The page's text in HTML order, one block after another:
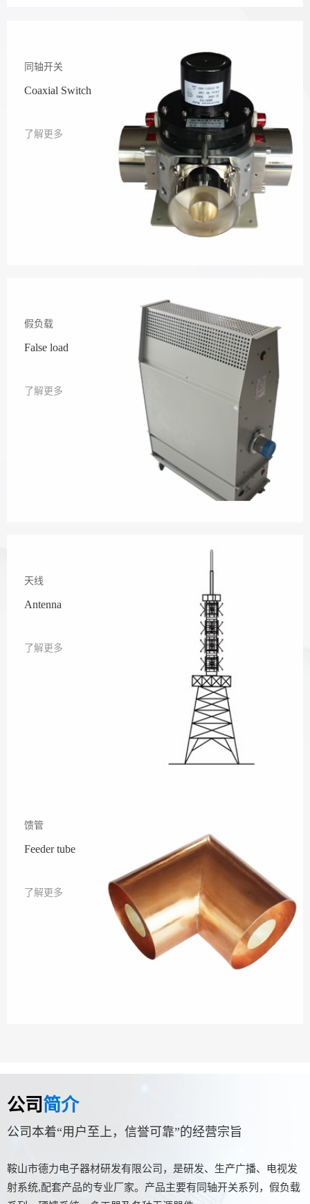
同轴开关
Coaxial Switch
了解更多
假负载
False load
了解更多
天线
Antenna
了解更多
馈管
Feeder tube
了解更多
公司简介
公司本着“用户至上，信誉可靠”的经营宗旨
鞍山市德力电子器材研发有限公司，是研发、生产广播、电视发
射系统,配套产品的专业厂家。产品主要有同轴开关系列，假负载